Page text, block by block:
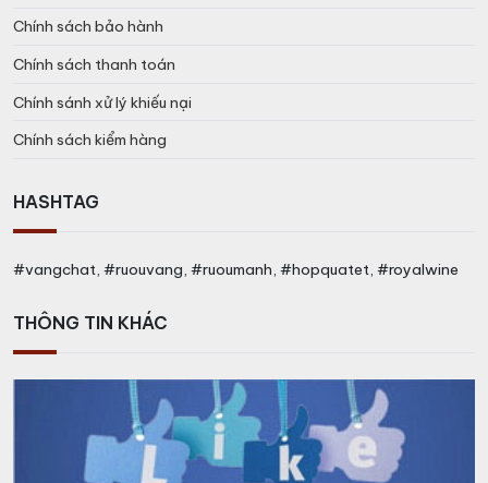
Chính sách bảo hành
Chính sách thanh toán
Chính sánh xử lý khiếu nại
Chính sách kiểm hàng
HASHTAG
#vangchat, #ruouvang, #ruoumanh, #hopquatet, #royalwine
THÔNG TIN KHÁC